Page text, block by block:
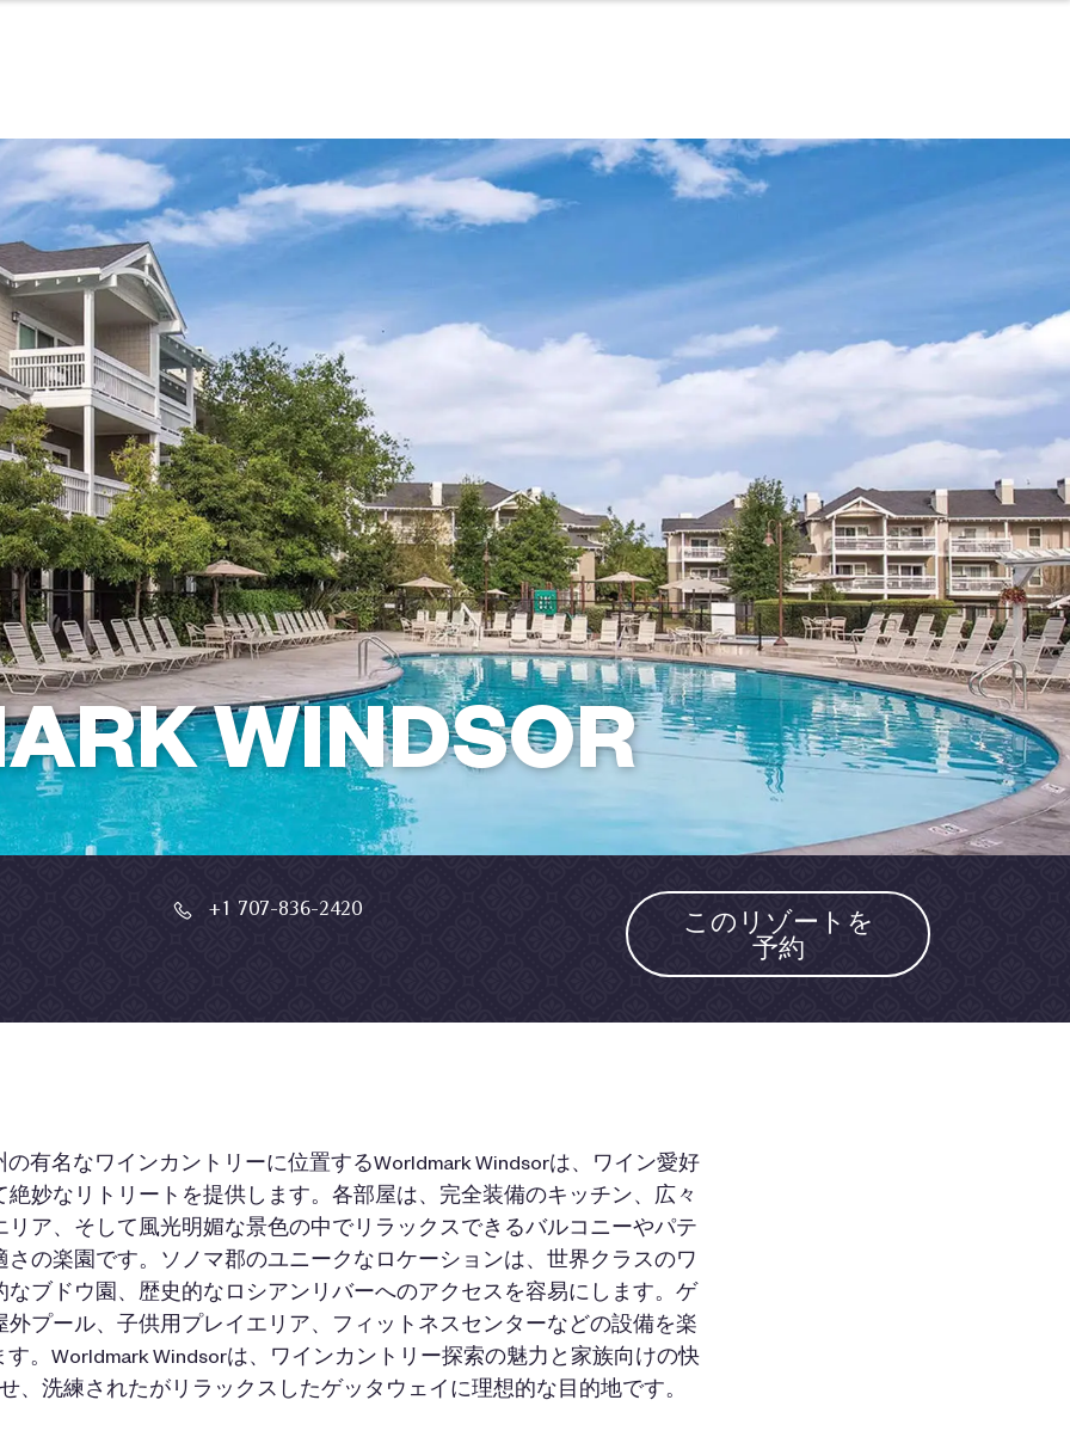
WINDSOR
+1 707-836-2420
このリゾートを
予約
有名なワインカントリーに位置するWorldmark Windsorは、ワイン愛好
絶妙なリトリートを提供します。各部屋は、完全装備のキッチン、広々
リア、そして風光明媚な景色の中でリラックスできるバルコニーやパテ
さの楽園です。ソノマ郡のユニークなロケーションは、世界クラスのワ
なブドウ園、歴史的なロシアンリバーへのアクセスを容易にします。ゲ
外プール、子供用プレイエリア、フィットネスセンターなどの設備を楽
。Worldmark Windsorは、ワインカントリー探索の魅力と家族向けの快
、洗練されたがリラックスしたゲッタウェイに理想的な目的地です。